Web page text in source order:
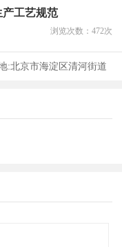
工艺规范
浏览次数： 472次
:北京市海淀区清河街道